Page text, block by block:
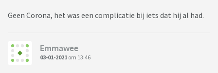
Geen Corona, het was een complicatie bij iets dat hij al had.
Emmawee
03-01-2021 om 13:46